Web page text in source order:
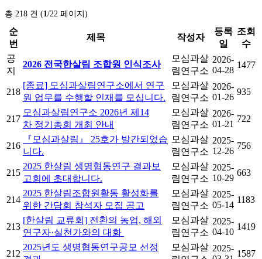
총 218 건 (1/22 페이지)
순
번
제목 작성자
등록
일
조회
수
공
지
2026 전국한살림 조합원 인식조사
모심과살
림연구소
2026-
04-28
1477
218
[종료] 모심과살림연구소에서 연구
원 업무를 수행할 인재를 모십니다.
모심과살
림연구소
2026-
01-26
935
217
모심과살림연구소 2026년 제14
차 정기총회 개최 안내
모심과살
림연구소
2026-
01-21
722
216
『모심과살림』 25호가 발간되었습
니다.
모심과살
림연구소
2025-
12-26
756
215
2025 한살림 생명협동연구 결과보
고회에 초대합니다.
모심과살
림연구소
2025-
10-29
663
214
2025 한살림조합원활동 활성화를
위한 간담회 참석자 모집 공고
모심과살
림연구소
2025-
05-14
1183
213
[한살림 교류회] 전환의 농업, 해외
연구자·실천가와의 대화
모심과살
림연구소
2025-
04-10
1419
212
2025년도 생명협동연구공모 선정
모심과살 2025-
1587